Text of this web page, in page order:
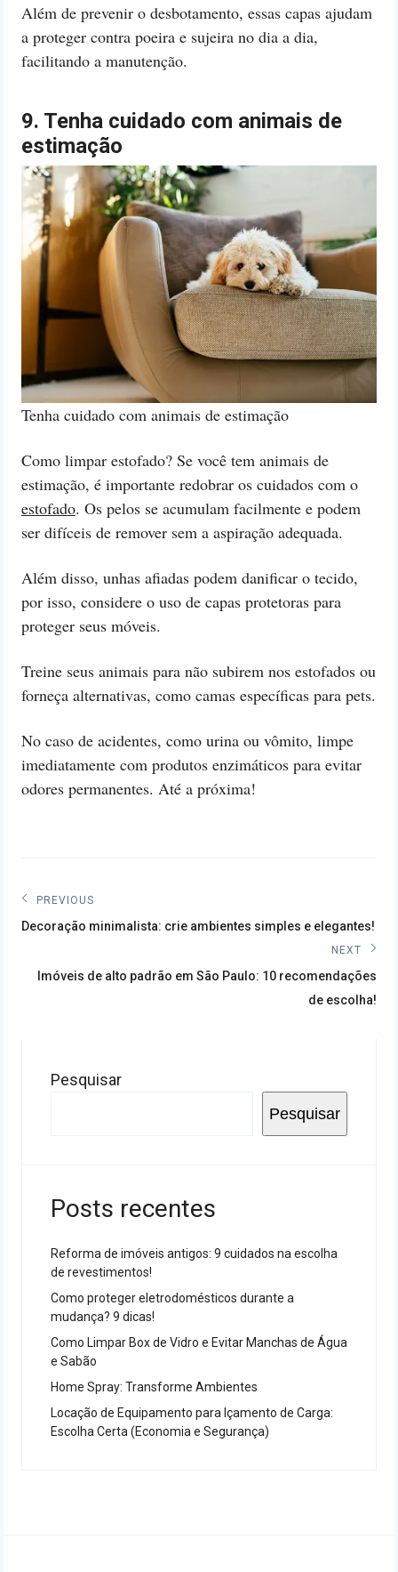
Além de prevenir o desbotamento, essas capas ajudam
a proteger contra poeira e sujeira no dia a dia,
facilitando a manutenção.
9. Tenha cuidado com animais de
estimação
Tenha cuidado com animais de estimação
Como limpar estofado? Se você tem animais de
estimação, é importante redobrar os cuidados com o
estofado. Os pelos se acumulam facilmente e podem
ser difíceis de remover sem a aspiração adequada.
Além disso, unhas afiadas podem danificar o tecido,
por isso, considere o uso de capas protetoras para
proteger seus móveis.
Treine seus animais para não subirem nos estofados ou
forneça alternativas, como camas específicas para pets.
No caso de acidentes, como urina ou vômito, limpe
imediatamente com produtos enzimáticos para evitar
odores permanentes. Até a próxima!
Navegação
de
PREVIOUS
Previous
Decoração minimalista: crie ambientes simples e elegantes!
NEXT
Next
Imóveis de alto padrão em São Paulo: 10 recomendações
de escolha!
Pesquisar
Pesquisar
Posts recentes
Reforma de imóveis antigos: 9 cuidados na escolha
de revestimentos!
Como proteger eletrodomésticos durante a
mudança? 9 dicas!
Como Limpar Box de Vidro e Evitar Manchas de Água
e Sabão
Home Spray: Transforme Ambientes
Locação de Equipamento para Içamento de Carga:
Escolha Certa (Economia e Segurança)